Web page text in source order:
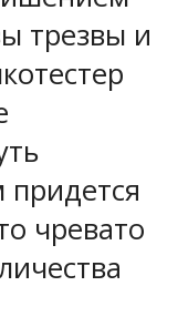
трезвы и
придется
чревато